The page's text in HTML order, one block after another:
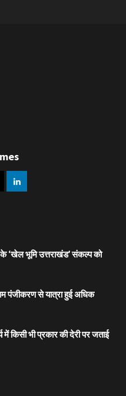
के ‘खेल भूमि उत्तराखंड’ संकल्प को
पंजीकरण से यात्रा हुई अधिक
में किसी भी प्रकार की देरी पर जताई